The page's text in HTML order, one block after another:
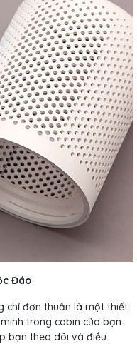
Đáo
chỉ đơn thuần là một thiết
trong cabin của bạn.
bạn theo dõi và điều